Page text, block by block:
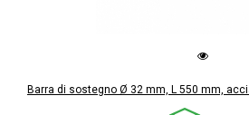
Barra di sostegno Ø 32 mm, L 550 mm,